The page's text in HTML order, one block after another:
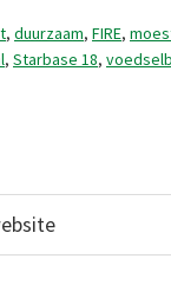
kan
, duurzaam, FIRE,
, Starbase 18,